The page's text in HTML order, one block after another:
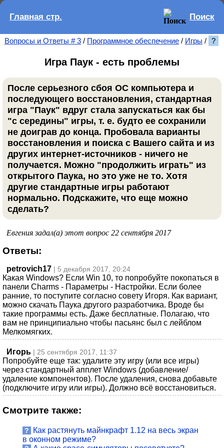
Главная стр. Поиск
Вопросы и Ответы # 3 / Программное обеспечение / Игры / ?
Игра Паук - есть проблемы
После серьезного сбоя ОС компьютера и
последующего восстановления, стандартная
игра "Паук" вдруг стала запускаться как бы
"с середины" игры, т. е. будто ее сохранили
не доиграв до конца. Пробовала варианты
восстановления и поиска с Вашего сайта и из
других интернет-источников - ничего не
получается. Можно "продолжить играть" из
открытого Паука, но это уже не то. Хотя
другие стандартные игры работают
нормально. Подскажите, что еще можно
сделать?
Евгения задал(а) этот вопрос 22 сентября 2017
Ответы:
petrovich17 | 5 декабря 2017, 20:24
Какая Windows? Если Win 10, то попробуйте покопаться в
панели Charms - Параметры - Настройки. Если более
ранние, то поступите согласно совету Игоря. Как вариант,
можно скачать Паука другого разработчика. Вроде бы
такие программы есть. Даже бесплатные. Полагаю, что
вам не принципиально чтобы пасьянс был с лейблом
Мелкомягких.
Игорь | 25 сентября 2017, 11:37
Попробуйте еще так: удалите эту игру (или все игры)
через стандартный апплет Windows (добавление/
удаление компонентов). После удаления, снова добавьте
(подключите игру или игры). Должно всё восстановиться.
Смотрите также:
?
Как растянуть майнкрафт 1.12 на весь экран
в оконном режиме?